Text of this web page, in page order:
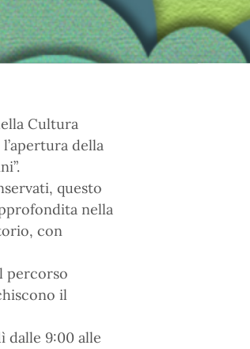
Cultura
della
questo
nella
con
percorso
il
dalle 9:00 alle